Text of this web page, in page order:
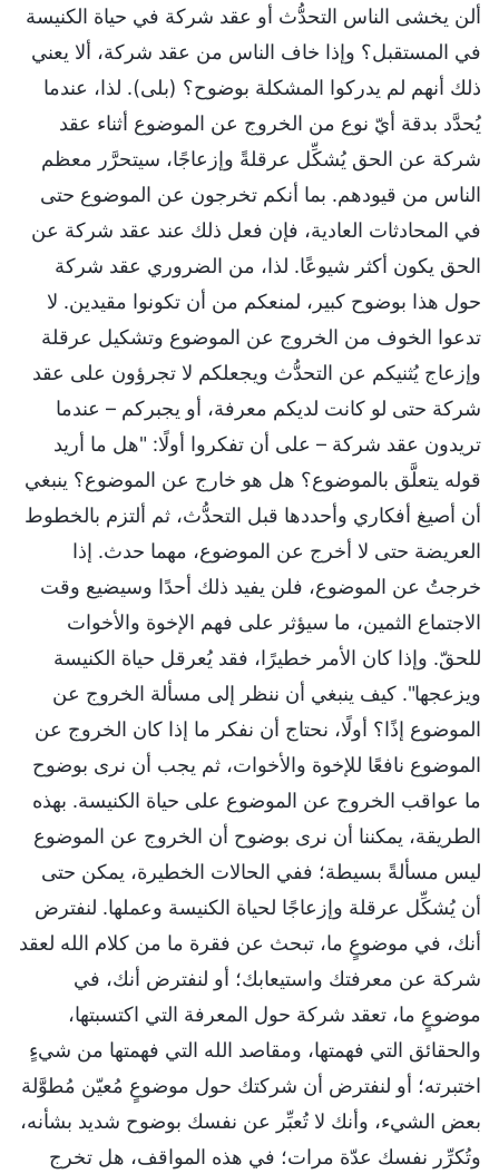
ألن يخشى الناس التحدُّث أو عقد شركة في حياة الكنيسة
في المستقبل؟ وإذا خاف الناس من عقد شركة، ألا يعني
ذلك أنهم لم يدركوا المشكلة بوضوح؟ (بلى). لذا، عندما
يُحدَّد بدقة أيّ نوع من الخروج عن الموضوع أثناء عقد
شركة عن الحق يُشكِّل عرقلةً وإزعاجًا، سيتحرَّر معظم
الناس من قيودهم. بما أنكم تخرجون عن الموضوع حتى
في المحادثات العادية، فإن فعل ذلك عند عقد شركة عن
الحق يكون أكثر شيوعًا. لذا، من الضروري عقد شركة
حول هذا بوضوح كبير، لمنعكم من أن تكونوا مقيدين. لا
تدعوا الخوف من الخروج عن الموضوع وتشكيل عرقلة
وإزعاج يُثنيكم عن التحدُّث ويجعلكم لا تجرؤون على عقد
شركة حتى لو كانت لديكم معرفة، أو يجبركم – عندما
تريدون عقد شركة – على أن تفكروا أولًا: "هل ما أريد
قوله يتعلَّق بالموضوع؟ هل هو خارج عن الموضوع؟ ينبغي
أن أصيغ أفكاري وأحددها قبل التحدُّث، ثم ألتزم بالخطوط
العريضة حتى لا أخرج عن الموضوع، مهما حدث. إذا
خرجتُ عن الموضوع، فلن يفيد ذلك أحدًا وسيضيع وقت
الاجتماع الثمين، ما سيؤثر على فهم الإخوة والأخوات
للحقّ. وإذا كان الأمر خطيرًا، فقد يُعرقل حياة الكنيسة
ويزعجها". كيف ينبغي أن ننظر إلى مسألة الخروج عن
الموضوع إذًا؟ أولًا، نحتاج أن نفكر ما إذا كان الخروج عن
الموضوع نافعًا للإخوة والأخوات، ثم يجب أن نرى بوضوح
ما عواقب الخروج عن الموضوع على حياة الكنيسة. بهذه
الطريقة، يمكننا أن نرى بوضوح أن الخروج عن الموضوع
ليس مسألةً بسيطة؛ ففي الحالات الخطيرة، يمكن حتى
أن يُشكِّل عرقلة وإزعاجًا لحياة الكنيسة وعملها. لنفترض
أنك، في موضوعٍ ما، تبحث عن فقرة ما من كلام الله لعقد
شركة عن معرفتك واستيعابك؛ أو لنفترض أنك، في
موضوعٍ ما، تعقد شركة حول المعرفة التي اكتسبتها،
والحقائق التي فهمتها، ومقاصد الله التي فهمتها من شيءٍ
اختبرته؛ أو لنفترض أن شركتك حول موضوعٍ مُعيّن مُطوَّلة
بعض الشيء، وأنك لا تُعبِّر عن نفسك بوضوح شديد بشأنه،
وتُكرِّر نفسك عدّة مرات؛ في هذه المواقف، هل تخرج